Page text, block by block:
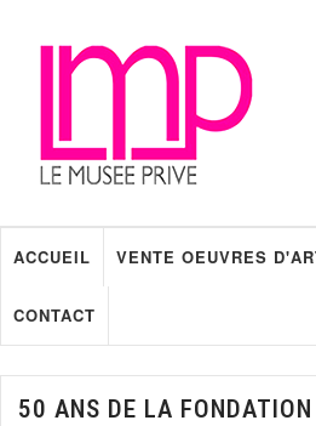
ACCUEIL VENTE OEUVRES
CONTACT
50 ANS DE LA